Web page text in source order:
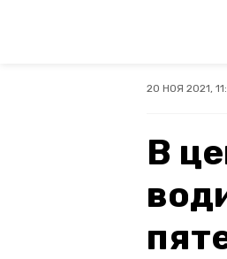
20 НОЯ 2021,
В